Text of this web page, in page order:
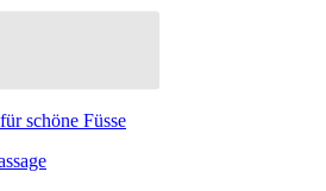
schöne Füsse